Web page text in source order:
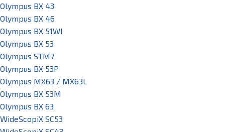
Olympus BX 43
Olympus BX 46
Olympus BX 51WI
Olympus BX 53
Olympus STM7
Olympus BX 53P
Olympus MX63 / MX63L
Olympus BX 53M
Olympus BX 63
WideScopiX SC53